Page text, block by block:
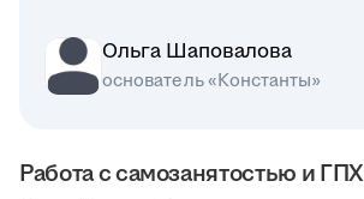
Ольга Шаповалова
основатель «Константы»
Работа с самозанятостью и ГПХ